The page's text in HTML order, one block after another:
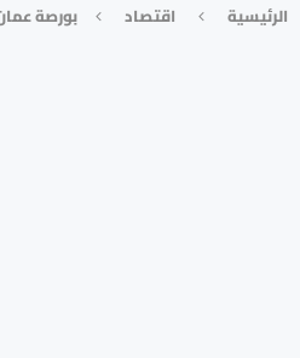
الرئيسية ⁠اقتصاد بورصة